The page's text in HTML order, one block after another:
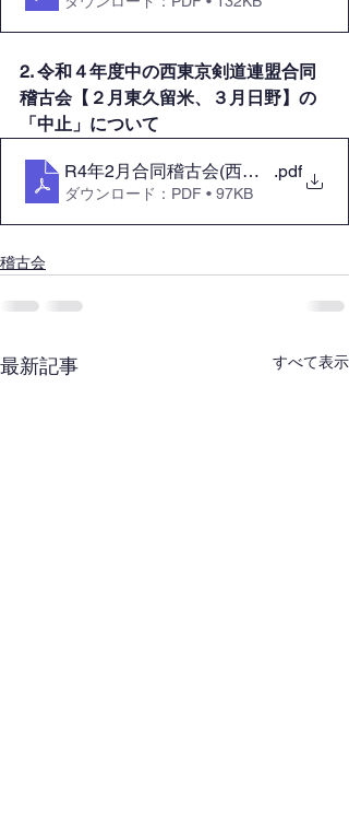
2. 令和４年度中の西東京剣道連盟合同
稽古会【２月東久留米、３月日野】の
「中止」について
R4年2月合同稽古会(西東京)の中止に
.pdf
ダウンロード：PDF • 97KB
稽古会
最新記事 すべて表示